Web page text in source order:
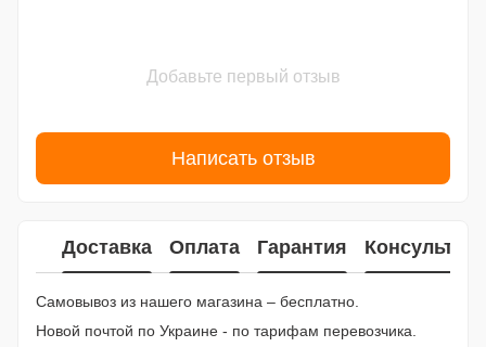
Добавьте первый отзыв
Написать отзыв
Доставка Оплата Гарантия
Самовывоз из нашего магазина – бесплатно.
Новой почтой по Украине - по тарифам перевозчика.